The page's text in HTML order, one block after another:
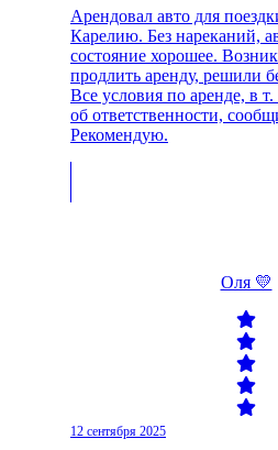
Арендовал авто для
Карелию. Без нареканий,
состояние хорошее.
продлить аренду, решили
Все условия по аренде, в
об ответственности,
Рекомендую.
Оля 💛
12 сентября 2025